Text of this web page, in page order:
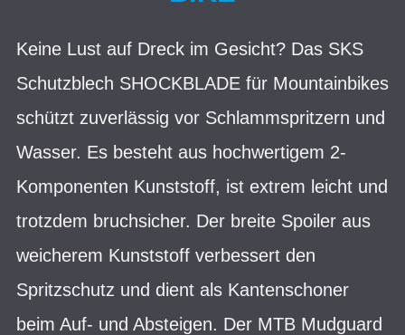
Keine Lust auf Dreck im Gesicht? Das SKS
Schutzblech SHOCKBLADE für Mountainbikes
schützt zuverlässig vor Schlammspritzern und
Wasser. Es besteht aus hochwertigem 2-
Komponenten Kunststoff, ist extrem leicht und
trotzdem bruchsicher. Der breite Spoiler aus
weicherem Kunststoff verbessert den
Spritzschutz und dient als Kantenschoner
beim Auf- und Absteigen. Der MTB Mudguard